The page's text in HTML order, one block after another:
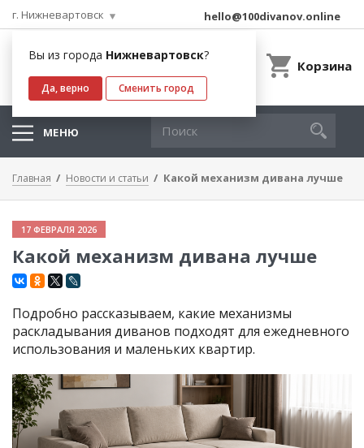
г. Нижневартовск
Вы из города Нижневартовск?
Да, верно Сменить город
hello@100divanov.online
Корзина
МЕНЮ
Главная Новости и статьи Какой механизм дивана лучше
17 ФЕВРАЛЯ 2026
Какой механизм дивана лучше
Подробно рассказываем, какие механизмы
раскладывания диванов подходят для ежедневного
использования и маленьких квартир.